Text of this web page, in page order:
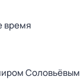
время
Соловьёвым